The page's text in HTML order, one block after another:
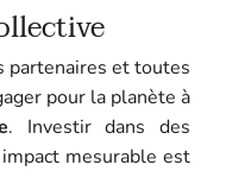
partenaires et toutes
pour la planète à
. Investir dans des
mesurable est